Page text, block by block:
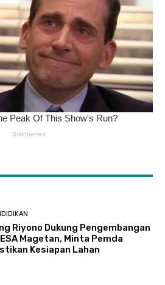
Riyono Dukung Pengembangan
Magetan, Minta Pemda
Kesiapan Lahan